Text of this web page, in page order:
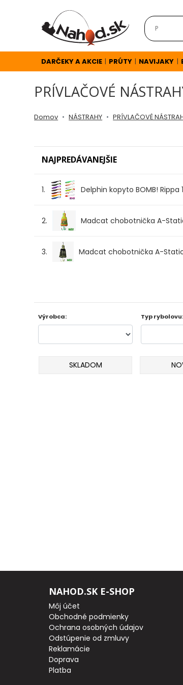
DARČEKY A AKCIE | PRÚTY | NAVIJAKY |
PRÍVLAČOVÉ
Domov NÁSTRAHY PRÍVLAČOVÉ
NAJPREDÁVANEJŠIE
1. Delphin kopyto BOMB! Rippa
2. Madcat chobotnička A-
3. Madcat chobotnička A-Static
Výrobca: Typ rybolovu:
SKLADOM
NAHOD.SK E-SHOP
Môj účet
Obchodné podmienky
Ochrana osobných údajov
Odstúpenie od zmluvy
Reklamácie
Doprava
Platba
A
Odporúčame
Darčeky
AKCIOVÝ
CAMPING
PRÍVLAČOVÉ